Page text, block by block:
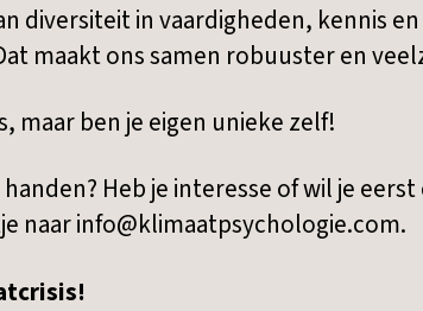
diversiteit in vaardigheden, kennis en
maakt ons samen robuuster en
maar ben je eigen unieke zelf!
Heb je interesse of wil je
naar info@klimaatpsychologie.com.